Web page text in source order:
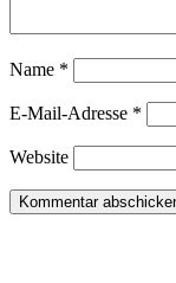
Name *
E-Mail-Adresse *
Website